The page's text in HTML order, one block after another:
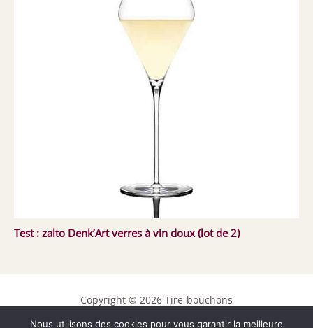
Test : zalto Denk’Art verres à vin doux (lot de 2)
Copyright © 2026 Tire-bouchons
Contact
Nous utilisons des cookies pour vous garantir la meilleure